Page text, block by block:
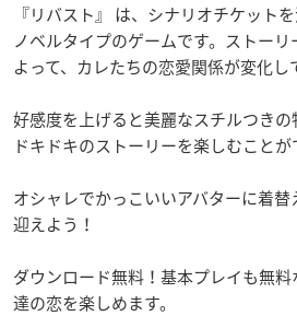
『リバスト』 は、シナリオチケット
ノベルタイプのゲームです。ストー
よって、カレたちの恋愛関係が変化し
好感度を上げると美麗なスチルつきの
ドキドキのストーリーを楽しむことが
オシャレでかっこいいアバターに着替
迎えよう！
ダウンロード無料！基本プレイも無
達の恋を楽しめます。